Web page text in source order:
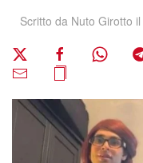
Scritto da Nuto Girotto il